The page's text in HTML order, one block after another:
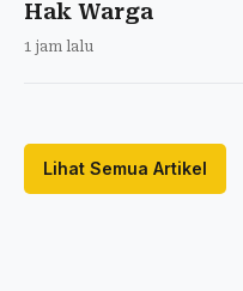
Hak Warga
1 jam lalu
Lihat Semua Artikel